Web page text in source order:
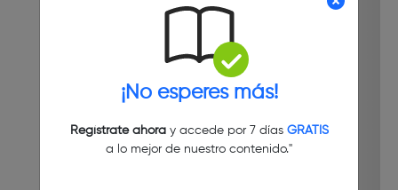
¡No esperes más!
Regístrate ahoray accede por 7 días GRATIS
a lo mejor de nuestro contenido."